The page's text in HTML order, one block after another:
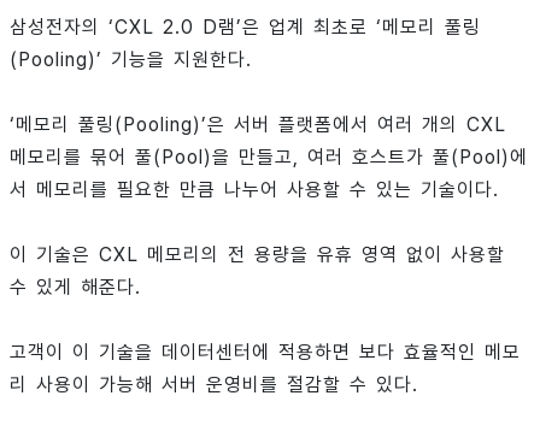
삼성전자의 ‘CXL 2.0 D램’은 업계 최초로 ‘메모리 풀링
(Pooling)’ 기능을 지원한다.
‘메모리 풀링(Pooling)’은 서버 플랫폼에서 여러 개의 CXL
메모리를 묶어 풀(Pool)을 만들고, 여러 호스트가 풀(Pool)에
서 메모리를 필요한 만큼 나누어 사용할 수 있는 기술이다.
이 기술은 CXL 메모리의 전 용량을 유휴 영역 없이 사용할
수 있게 해준다.
고객이 이 기술을 데이터센터에 적용하면 보다 효율적인 메모
리 사용이 가능해 서버 운영비를 절감할 수 있다.